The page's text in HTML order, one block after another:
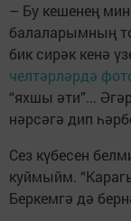
– Бу кешенең
балаларымның
бик сирәк кенә
челтәрләрдә
“яхшы әти”...
нәрсәгә дип
Сез күбесен
куймыйм.
Беркемгә дә